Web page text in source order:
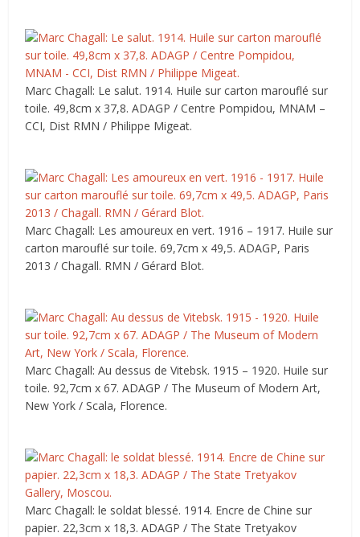
Marc Chagall: Le salut. 1914. Huile sur carton marouflé sur
toile. 49,8cm x 37,8. ADAGP / Centre Pompidou, MNAM –
CCI, Dist RMN / Philippe Migeat.
Marc Chagall: Les amoureux en vert. 1916 – 1917. Huile sur
carton marouflé sur toile. 69,7cm x 49,5. ADAGP, Paris
2013 / Chagall. RMN / Gérard Blot.
Marc Chagall: Au dessus de Vitebsk. 1915 – 1920. Huile sur
toile. 92,7cm x 67. ADAGP / The Museum of Modern Art,
New York / Scala, Florence.
Marc Chagall: le soldat blessé. 1914. Encre de Chine sur
papier. 22,3cm x 18,3. ADAGP / The State Tretyakov